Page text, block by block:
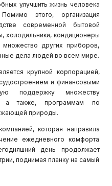
улучшить жизнь человека
этого, организация
современной бытовой
холодильники, кондиционеры
других приборов,
дела людей во всем мире.
крупной корпорацией,
и финансовыми
поддержку множеству
а также, программам по
природы.
которая направила
ежедневного комфорта
день продолжает
поднимая планку на самый